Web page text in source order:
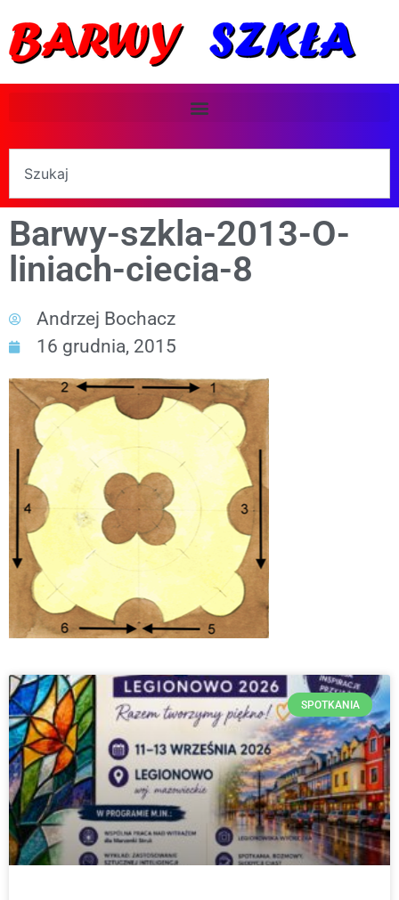
Barwy-szkla-2013-O-
liniach-ciecia-8
Andrzej Bochacz
16 grudnia, 2015
SPOTKANIA